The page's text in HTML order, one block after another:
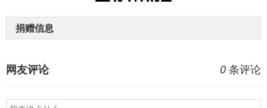
捐赠信息
0 条评论
网友评论